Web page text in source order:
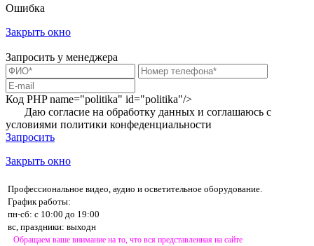
Ошибка
Закрыть окно
Запросить у менеджера
Код PHPname="politika" id="politika"/>
Даю согласие на обработку данных и соглашаюсь с
условиями политики конфеденциальности
Запросить
Закрыть окно
Профессиональное видео, аудио и осветительное оборудование.
График работы:
пн-сб: с 10:00 до 19:00
вс, праздники: выходн
Обращаем ваше внимание на то, что вся представленная на сайте